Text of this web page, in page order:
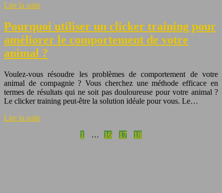
Lire la suite
Pourquoi utiliser un clicker training pour
améliorer le comportement de votre
animal ?
Voulez-vous résoudre les problèmes de comportement de votre
animal de compagnie ? Vous cherchez une méthode efficace en
termes de résultats qui ne soit pas douloureuse pour votre animal ?
Le clicker training peut-être la solution idéale pour vous. Le…
Lire la suite
1
… 16 17 18